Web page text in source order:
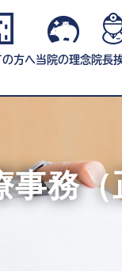
の方へ当院の理念院長
事務（